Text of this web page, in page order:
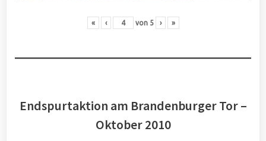
« ‹ von 5 › »
Endspurtaktion am Brandenburger Tor –
Oktober 2010